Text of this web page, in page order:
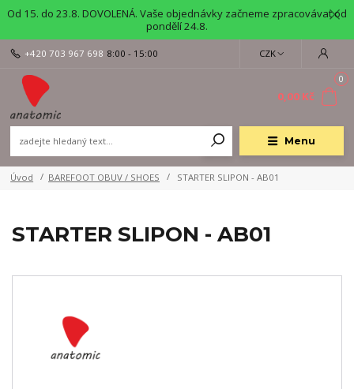
Od 15. do 23.8. DOVOLENÁ. Vaše objednávky začneme zpracovávat od
pondělí 24.8.
Menu
CZK
+420 703 967 698 8:00 - 15:00
0
0,00 Kč
Úvod BAREFOOT OBUV / SHOES STARTER SLIPON - AB01
STARTER SLIPON - AB01